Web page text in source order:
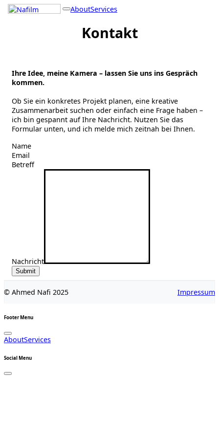
Zum
AboutServices
Kontakt
Ihre Idee, meine Kamera – lassen Sie uns ins Gespräch
kommen.
Ob Sie ein konkretes Projekt planen, eine kreative
Zusammenarbeit suchen oder einfach eine Frage haben –
ich bin gespannt auf Ihre Nachricht. Nutzen Sie das
Formular unten, und ich melde mich zeitnah bei Ihnen.
Name
Email
Betreff
Nachricht
Submit
© Ahmed Nafi 2025 Impressum
Footer Menu
AboutServices
Social Menu